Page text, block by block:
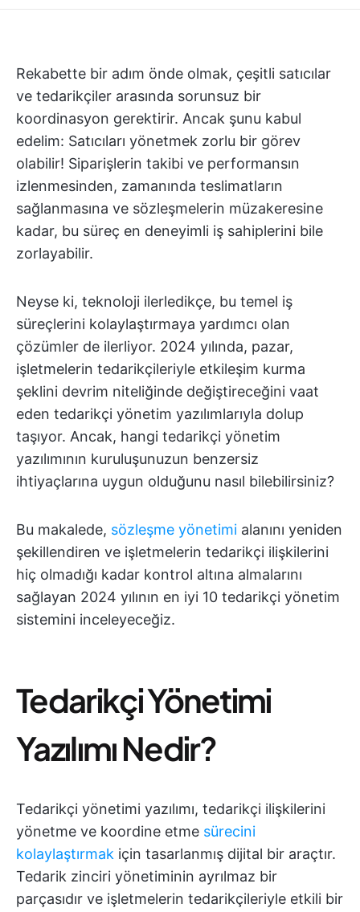
Rekabette bir adım önde olmak, çeşitli satıcılar
ve tedarikçiler arasında sorunsuz bir
koordinasyon gerektirir. Ancak şunu kabul
edelim: Satıcıları yönetmek zorlu bir görev
olabilir! Siparişlerin takibi ve performansın
izlenmesinden, zamanında teslimatların
sağlanmasına ve sözleşmelerin müzakeresine
kadar, bu süreç en deneyimli iş sahiplerini bile
zorlayabilir.
Neyse ki, teknoloji ilerledikçe, bu temel iş
süreçlerini kolaylaştırmaya yardımcı olan
çözümler de ilerliyor. 2024 yılında, pazar,
işletmelerin tedarikçileriyle etkileşim kurma
şeklini devrim niteliğinde değiştireceğini vaat
eden tedarikçi yönetim yazılımlarıyla dolup
taşıyor. Ancak, hangi tedarikçi yönetim
yazılımının kuruluşunuzun benzersiz
ihtiyaçlarına uygun olduğunu nasıl bilebilirsiniz?
Bu makalede, sözleşme yönetimi alanını yeniden
şekillendiren ve işletmelerin tedarikçi ilişkilerini
hiç olmadığı kadar kontrol altına almalarını
sağlayan 2024 yılının en iyi 10 tedarikçi yönetim
sistemini inceleyeceğiz.
Tedarikçi Yönetimi
Yazılımı Nedir?
Tedarikçi yönetimi yazılımı, tedarikçi ilişkilerini
yönetme ve koordine etme sürecini
kolaylaştırmak için tasarlanmış dijital bir araçtır.
Tedarik zinciri yönetiminin ayrılmaz bir
parçasıdır ve işletmelerin tedarikçileriyle etkili bir